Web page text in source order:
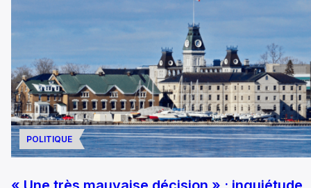
POLITIQUE